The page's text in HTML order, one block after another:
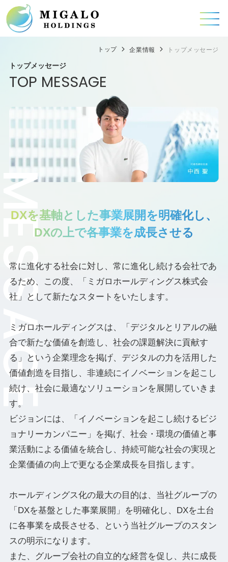
トップ 企業情報 トップメッセージ
トップメッセージ
TOP MESSAGE
DXを基軸とした事業展開を明確化し、
DXの上で各事業を成長させる
常に進化する社会に対し、常に進化し続ける会社であ
るため、この度、「ミガロホールディングス株式会
社」として新たなスタートをいたします。
ミガロホールディングスは、「デジタルとリアルの融
合で新たな価値を創造し、社会の課題解決に貢献す
る」という企業理念を掲げ、デジタルの力を活用した
価値創造を目指し、非連続にイノベーションを起こし
続け、社会に最適なソリューションを展開していきま
す。
ビジョンには、「イノベーションを起こし続けるビジ
ョナリーカンパニー」を掲げ、社会・環境の価値と事
業活動による価値を統合し、持続可能な社会の実現と
企業価値の向上で更なる企業成長を目指します。
ホールディングス化の最大の目的は、当社グループの
「DXを基盤とした事業展開」を明確化し、DXを土台
に各事業を成長させる、という当社グループのスタン
スの明示になります。
また、グループ会社の自立的な経営を促し、共に成長